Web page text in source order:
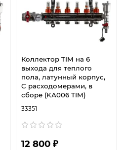
Коллектор TIM на 6
выхода для теплого
пола, латунный корпус,
C расходомерами, в
сборе (KА006 TIM)
33351
12 800 ₽